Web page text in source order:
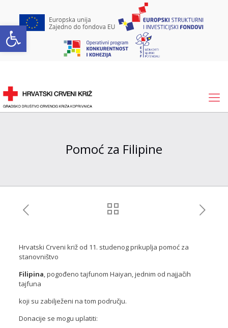
Open toolbar
Pomoć za Filipine
Hrvatski Crveni križ od 11. studenog prikuplja pomoć za
stanovništvo
Filipina, pogođeno tajfunom Haiyan, jednim od najjačih
tajfuna
koji su zabilježeni na tom području.
Donacije se mogu uplatiti: